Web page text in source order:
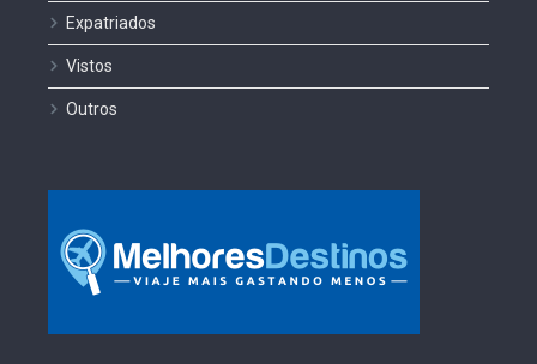
Expatriados
Vistos
Outros